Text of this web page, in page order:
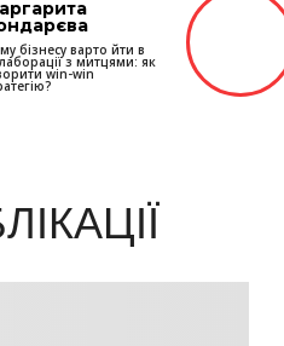
бізнесу варто йти в
з митцями: як
win-win